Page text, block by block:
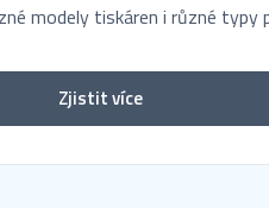
modely tiskáren i různé typy
Zjistit více